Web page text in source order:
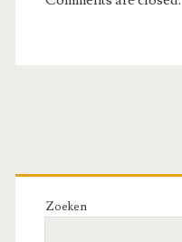
Primary
Sidebar
Zoeken